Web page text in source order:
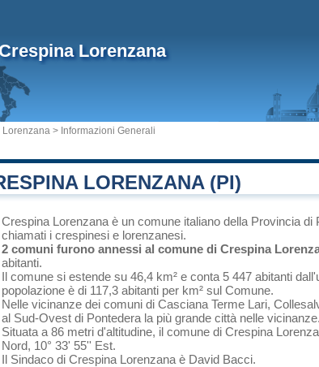
Lorenzana
Lorenzana > Informazioni Generali
LORENZANA (PI)
Crespina Lorenzana è un comune italiano della Provincia di
chiamati i crespinesi e lorenzanesi.
2 comuni furono annessi al comune di Crespina
abitanti.
Il comune si estende su 46,4 km² e conta 5 447 abitanti
popolazione è di 117,3 abitanti per km² sul Comune.
Nelle vicinanze dei comuni di Casciana Terme Lari,
al Sud-Ovest di Pontedera la più grande città nelle
Situata a 86 metri d'altitudine, il comune di Crespina
Nord, 10° 33' 55'' Est.
Il Sindaco di Crespina Lorenzana è David Bacci.